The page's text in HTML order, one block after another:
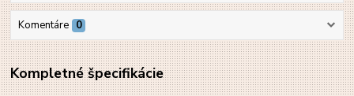
Komentáre 0
Kompletné špecifikácie